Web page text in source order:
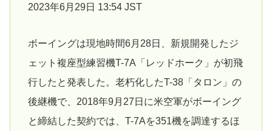
2023年6月29日 13:54 JST
ボーイングは現地時間6月28日、新規開発したジ
ェット複座型練習機T-7A「レッドホーク」が初飛
行したと発表した。老朽化したT-38「タロン」の
後継機で、2018年9月27日に米空軍がボーイング
と締結した契約では、T-7Aを351機を調達するほ